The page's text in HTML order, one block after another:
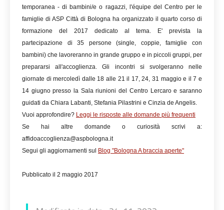
temporanea - di bambini/e o ragazzi, l'équipe del Centro per le
famiglie di ASP Città di Bologna ha organizzato il quarto corso di
formazione del 2017 dedicato al tema. E' prevista la
partecipazione di 35 persone (single, coppie, famiglie con
bambini) che lavoreranno in grande gruppo e in piccoli gruppi, per
prepararsi all'accoglienza. Gli incontri si svolgeranno nelle
giornate di mercoledì dalle 18 alle 21 il 17, 24, 31 maggio e il 7 e
14 giugno presso la Sala riunioni del Centro Lercaro e saranno
guidati da Chiara Labanti, Stefania Pilastrini e Cinzia de Angelis.
Vuoi approfondire? Leggi le risposte alle domande più frequenti
Se hai altre domande o curiosità scrivi a:
affidoaccoglienza@aspbologna.it
Segui gli aggiornamenti sul
Blog "Bologna A braccia aperte"
Pubblicato il 2 maggio 2017